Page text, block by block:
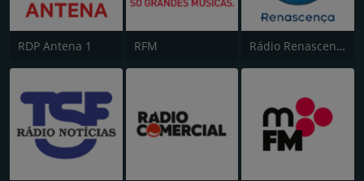
RDP Antena 1 RFM Rádio Renascença